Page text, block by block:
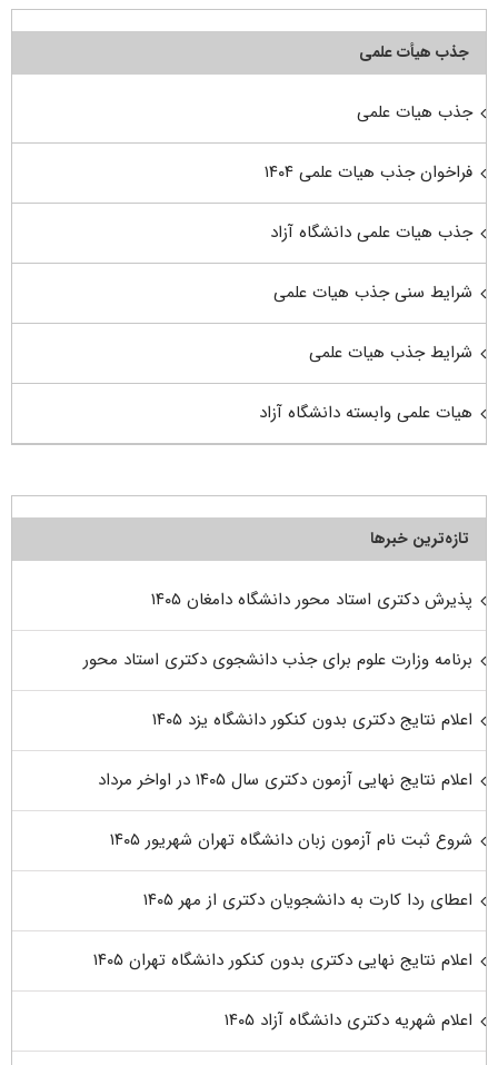
جذب هیأت علمی
جذب هیات علمی
فراخوان جذب هیات علمی ۱۴۰۴
جذب هیات علمی دانشگاه آزاد
شرایط سنی جذب هیات علمی
شرایط جذب هیات علمی
هیات علمی وابسته دانشگاه آزاد
تازه‌ترین خبرها
پذیرش دکتری استاد محور دانشگاه دامغان ۱۴۰۵
برنامه وزارت علوم برای جذب دانشجوی دکتری استاد محور
اعلام نتایج دکتری بدون کنکور دانشگاه یزد ۱۴۰۵
اعلام نتایج نهایی آزمون دکتری سال ۱۴۰۵ در اواخر مرداد
شروع ثبت نام آزمون زبان دانشگاه تهران شهریور ۱۴۰۵
اعطای ردا کارت به دانشجویان دکتری از مهر ۱۴۰۵
اعلام نتایج نهایی دکتری بدون کنکور دانشگاه تهران ۱۴۰۵
اعلام شهریه دکتری دانشگاه آزاد ۱۴۰۵